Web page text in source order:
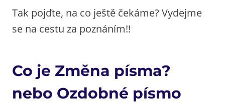
Tak pojďte, na co ještě čekáme? Vydejme
se na cestu za poznáním!!
Co je Změna písma?
nebo Ozdobné písmo